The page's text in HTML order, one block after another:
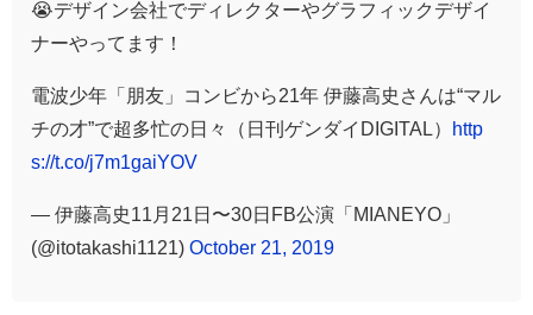
😭デザイン会社でディレクターやグラフィックデザイ
ナーやってます！
電波少年「朋友」コンビから21年 伊藤高史さんは“マル
チの才”で超多忙の日々（日刊ゲンダイDIGITAL）
http
s://t.co/j7m1gaiYOV
— 伊藤高史11月21日〜30日FB公演「MIANEYO」
(@itotakashi1121) October 21, 2019